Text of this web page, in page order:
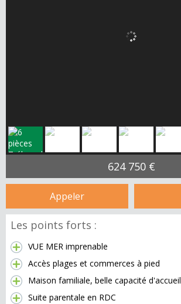
624 750 €
Appeler
Les points forts :
VUE MER imprenable
Accès plages et commerces à pied
Maison familiale, belle capacité d'accueil
Suite parentale en RDC